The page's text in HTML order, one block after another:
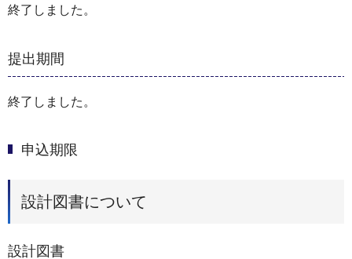
終了しました。
提出期間
終了しました。
申込期限
設計図書について
設計図書